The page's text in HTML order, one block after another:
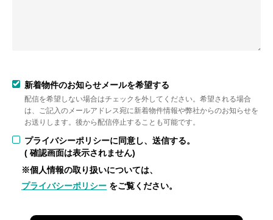
新着物件のお知らせメールを希望する
配信を希望しない場合はチェックを外してください。希望される場合
は、ご記入のメールアドレス宛に新着物件情報や弊社からのお知らせを
お送りします。後から配信停止することも可能です。
プライバシーポリシーに同意し、送信する。
( 確認画面は表示されません)
※個人情報の取り扱いについては、
プライバシーポリシー をご覧ください。